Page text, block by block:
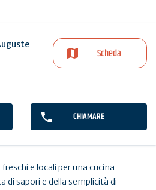
Scheda
CHIAMARE
e locali per una cucina
di sapori e della semplicità di